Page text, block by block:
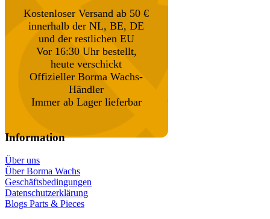
Kostenloser Versand ab 50 €
innerhalb der NL, BE, DE
und der restlichen EU
Vor 16:30 Uhr bestellt,
heute verschickt
Offizieller Borma Wachs-
Händler
Immer ab Lager lieferbar
Information
Über uns
Über Borma Wachs
Geschäftsbedingungen
Datenschutzerklärung
Blogs Parts & Pieces